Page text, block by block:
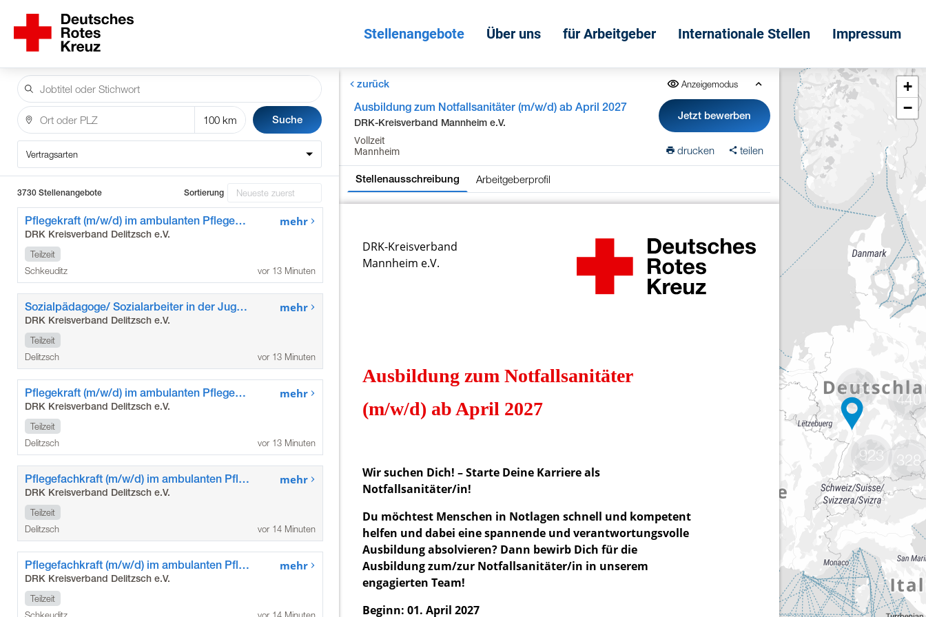
Stellenangebote Über uns für Arbeitgeber Internationale Stellen Impressum
Suche
Vertragsarten
3730 Stellenangebote Sortierung
Pflegekraft (m/w/d) im ambulanten Pflegedienst Glesien
DRK Kreisverband Delitzsch e.V.
Teilzeit
Schkeuditz
mehr
vor 13 Minuten
Sozialpädagoge/ Sozialarbeiter in der Jugendarbeit (m/w/d)
DRK Kreisverband Delitzsch e.V.
Teilzeit
Delitzsch
mehr
vor 13 Minuten
Pflegekraft (m/w/d) im ambulanten Pflegedienst Glesien
DRK Kreisverband Delitzsch e.V.
Teilzeit
Delitzsch
mehr
vor 13 Minuten
Pflegefachkraft (m/w/d) im ambulanten Pflegedienst Glesien
DRK Kreisverband Delitzsch e.V.
Teilzeit
Delitzsch
mehr
vor 14 Minuten
Pflegefachkraft (m/w/d) im ambulanten Pflegedienst Glesien
DRK Kreisverband Delitzsch e.V.
Teilzeit
mehr
zurück Anzeigemodus
Ausbildung zum Notfallsanitäter (m/w/d) ab April 2027
DRK-Kreisverband Mannheim e.V.
Vollzeit
Mannheim
Jetzt bewerben
drucken teilen
Stellenausschreibung Arbeitgeberprofil
1764
923
440
328
+
−